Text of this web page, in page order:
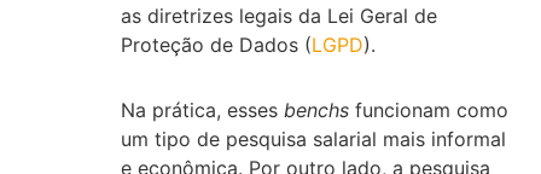
as diretrizes legais da Lei Geral de
Proteção de Dados (LGPD).
Na prática, esses benchs funcionam como
um tipo de pesquisa salarial mais informal
e econômica. Por outro lado, a pesquisa